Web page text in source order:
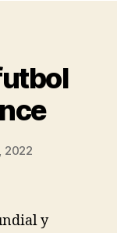
2022
y